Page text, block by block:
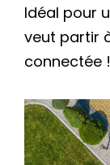
Idéal pour
veut partir
connectée !